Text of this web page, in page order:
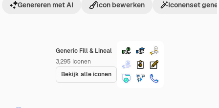
Generic Fill & Lineal
3,295 Iconen
Bekijk alle iconen
Genereren met AI icon bewerken Iconenset